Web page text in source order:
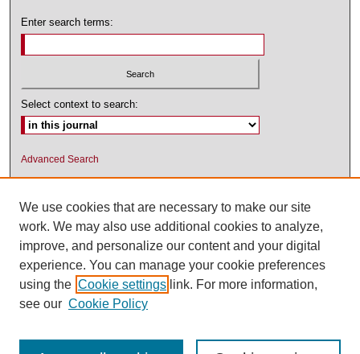
Enter search terms:
Select context to search:
Advanced Search
(ONLINE)
We use cookies that are necessary to make our site
work. We may also use additional cookies to analyze,
improve, and personalize our content and your digital
experience. You can manage your cookie preferences
using the Cookie settings link. For more information,
see our Cookie Policy